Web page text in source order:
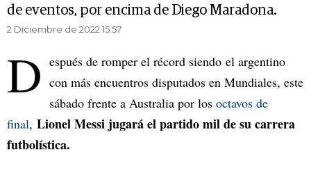
de eventos, por encima de Diego Maradona.
2 Diciembre de 2022 15.57
D espués de romper el récord siendo el argentino
con más encuentros disputados en Mundiales, este
sábado frente a Australia por los octavos de
final, Lionel Messi jugará el partido mil de su carrera
futbolística.